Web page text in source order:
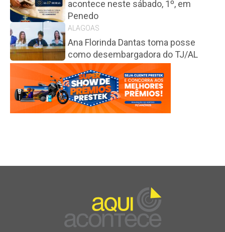
acontece neste sábado, 1º, em
Penedo
ALAGOAS
Ana Florinda Dantas toma posse
como desembargadora do TJ/AL